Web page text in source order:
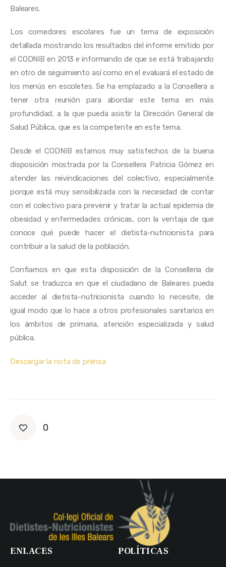
Baleares.
Los comedores escolares fue un tema de exposición
detallada mostrando los resultados del informe emitido por
el CODNIB en 2013 e informando de que se está trabajando
en otro de seguimiento así como en el evaluará el estado de
los menús en escoletes. Se ha emplazado a la Consellera a
tener otra reunión para abordar este tema en más
profundidad, a la que pueda asistir la Dirección General de
Salud Pública, que es la competente en este tema.
Desde el CODNIB estamos muy satisfechos de la buena
disposición mostrada por la Consellera Patricia Gómez en
atender las reivindicaciones del colectivo, especialmente
porque está muy sensibilizada con la necesidad de contar
con el colectivo para prevenir y tratar la actual epidemia de
obesidad y enfermedades crónicas, con la ventaja de que
conoce qué puede hacer el dietista-nutricionista para
contribuir a la salud de la población.
Confiamos en que esta disposición de la Conselleria de
Salut se traduzca en que el ciudadano de Baleares pueda
acceder al dietista-nutricionista cuando lo necesite, de
igual modo que lo hace a otros profesionales sanitarios en
los ámbitos de primaria, atención especializada y salud
pública.
Descargar la nota de prensa
0
ENLACES POLÍTICAS